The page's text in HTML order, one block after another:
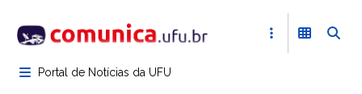
para
conteúdoPortal de Notícias da UFU